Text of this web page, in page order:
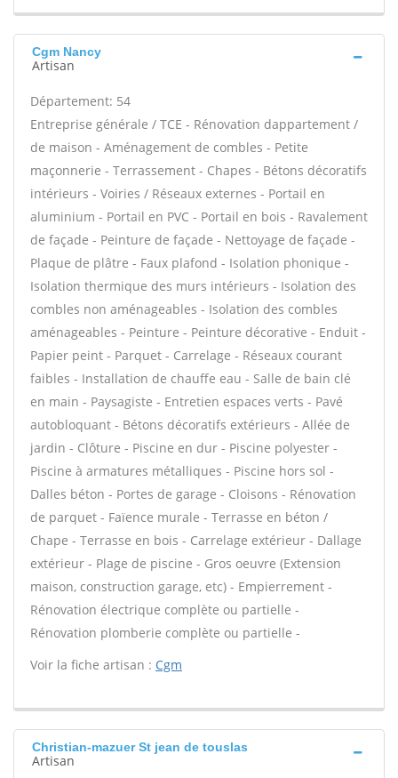
Cgm Nancy
Artisan
Département: 54
Entreprise générale / TCE - Rénovation dappartement /
de maison - Aménagement de combles - Petite
maçonnerie - Terrassement - Chapes - Bétons décoratifs
intérieurs - Voiries / Réseaux externes - Portail en
aluminium - Portail en PVC - Portail en bois - Ravalement
de façade - Peinture de façade - Nettoyage de façade -
Plaque de plâtre - Faux plafond - Isolation phonique -
Isolation thermique des murs intérieurs - Isolation des
combles non aménageables - Isolation des combles
aménageables - Peinture - Peinture décorative - Enduit -
Papier peint - Parquet - Carrelage - Réseaux courant
faibles - Installation de chauffe eau - Salle de bain clé
en main - Paysagiste - Entretien espaces verts - Pavé
autobloquant - Bétons décoratifs extérieurs - Allée de
jardin - Clôture - Piscine en dur - Piscine polyester -
Piscine à armatures métalliques - Piscine hors sol -
Dalles béton - Portes de garage - Cloisons - Rénovation
de parquet - Faïence murale - Terrasse en béton /
Chape - Terrasse en bois - Carrelage extérieur - Dallage
extérieur - Plage de piscine - Gros oeuvre (Extension
maison, construction garage, etc) - Empierrement -
Rénovation électrique complète ou partielle -
Rénovation plomberie complète ou partielle -
Voir la fiche artisan : Cgm
Christian-mazuer St jean de touslas
Artisan